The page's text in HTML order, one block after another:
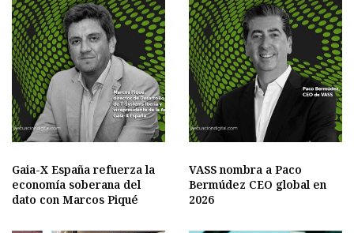
Gaia-X España refuerza la
economía soberana del
dato con Marcos Piqué
VASS nombra a Paco
Bermúdez CEO global en
2026